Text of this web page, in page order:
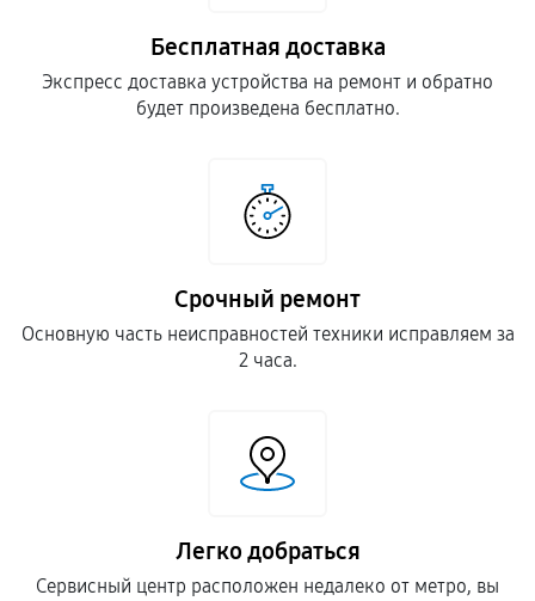
Бесплатная доставка
Экспресс доставка устройства на ремонт и обратно
будет произведена бесплатно.
Срочный ремонт
Основную часть неисправностей техники исправляем за
2 часа.
Легко добраться
Сервисный центр расположен недалеко от метро, вы